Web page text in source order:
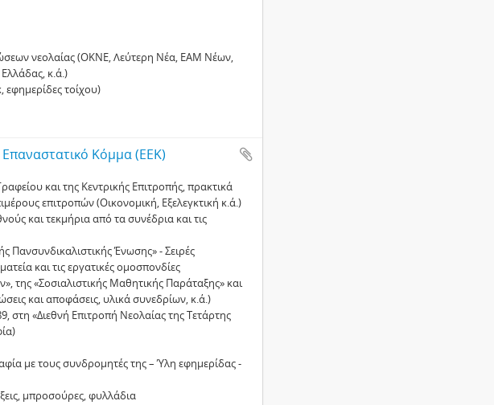
νεολαίας (ΟΚΝΕ, Λεύτερη Νέα, ΕΑΜ Νέων,
κ.ά.)
τοίχου)
Επαναστατικό Κόµµα (ΕΕΚ)
και της Κεντρικής Επιτροπής, πρακτικά
επιτροπών (Οικονοµική, Εξελεγκτική κ.ά.)
και τεκµήρια από τα συνέδρια και τις
Πανσυνδικαλιστικής Ένωσης» - Σειρές
και τις εργατικές οµοσπονδίες
της «Σοσιαλιστικής Μαθητικής Παράταξης» και
και αποφάσεις, υλικά συνεδρίων, κ.ά.)
στη «∆ιεθνή Επιτροπή Νεολαίας της Τετάρτης
µε τους συνδροµητές της – Ύλη εφηµερίδας -
µπροσούρες, φυλλάδια